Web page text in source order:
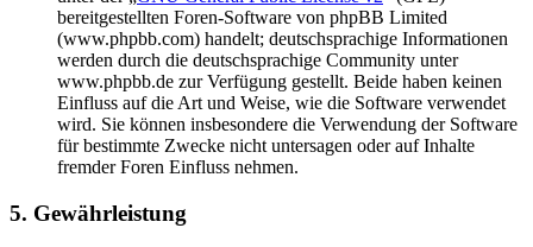
bereitgestellten Foren-Software von phpBB Limited
(www.phpbb.com) handelt; deutschsprachige Informationen
werden durch die deutschsprachige Community unter
www.phpbb.de zur Verfügung gestellt. Beide haben keinen
Einfluss auf die Art und Weise, wie die Software verwendet
wird. Sie können insbesondere die Verwendung der Software
für bestimmte Zwecke nicht untersagen oder auf Inhalte
fremder Foren Einfluss nehmen.
5. Gewährleistung